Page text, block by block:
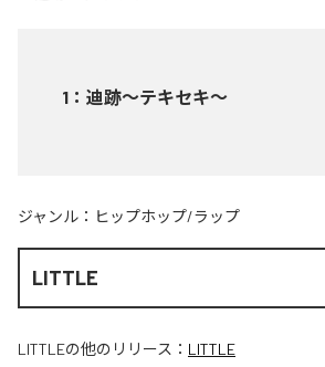
1 ： 迪跡〜テキセキ〜
ジャンル： ヒップホップ/ラップ
LITTLE
LITTLEの他のリリース： LITTLE